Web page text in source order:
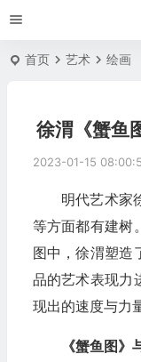
首页 艺术 绘画
徐渭《蟹鱼
2023-01-15
明代艺术家
等方面都有建树
图中，徐渭塑造
品的艺术表现力
现出的速度与力
《蟹鱼图》